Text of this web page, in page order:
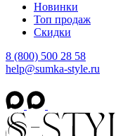
Новинки
Топ продаж
Скидки
8 (800) 500 28 58
help@sumka-style.ru